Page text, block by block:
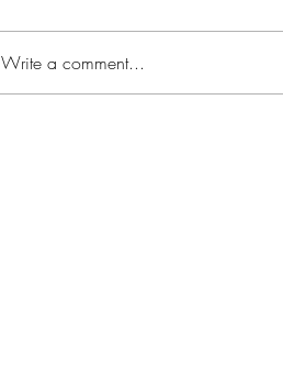
Write a comment...